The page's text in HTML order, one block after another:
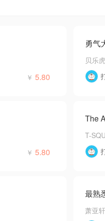
￥5.80
勇气
贝乐虎
￥5.80
The
T-
最熟
萧亚轩